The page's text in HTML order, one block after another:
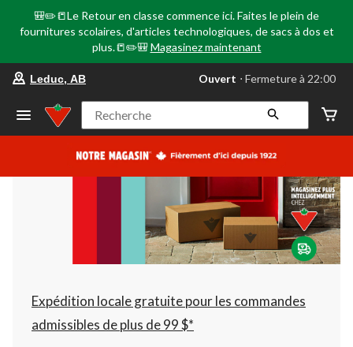
🎒✏️📒Le Retour en classe commence ici. Faites le plein de
fournitures scolaires, d'articles technologiques, de sacs à dos et
plus.📒✏️🎒 Magasinez maintenant
votre
préféré
Leduc,
AB,
courament
Fermeture
à
22:00
cliquer
pour
changer
Leduc, AB Ouvert ⋅ Fermeture à 22:00
Recherche
Expédition locale gratuite pour les commandes
admissibles de plus de 99 $*